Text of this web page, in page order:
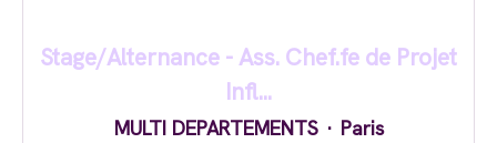
Stage/Alternance - Ass. Chef.fe de Projet
Infl...
MULTI DEPARTEMENTS · Paris